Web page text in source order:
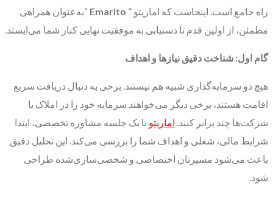
راه جامع است. اینجاست که اماریتو ” Emarito “به‌عنوان همراهی
مطمئن، از اولین قدم تا دستیابی به موفقیت نهایی کنار شما می‌ایستد.
گام اول: شناخت دقیق نیازها و اهداف
هیچ دو سرمایه‌گذاری شبیه هم نیستند. برخی به دنبال دریافت سریع
اقامت هستند، برخی دیگر می‌خواهند سرمایه خود را در املاک یا
شرکت‌ها چند برابر کنند. اماریتو با یک جلسه مشاوره تخصصی، ابتدا
شرایط مالی، شغلی و اهداف شما را بررسی می‌کند. این تحلیل دقیق
باعث می‌شود مسیرتان اختصاصی و شخصی‌سازی‌شده طراحی
شود.